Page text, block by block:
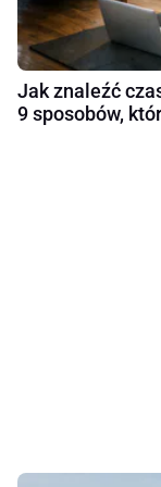
Jak znaleźć
9 sposobów,